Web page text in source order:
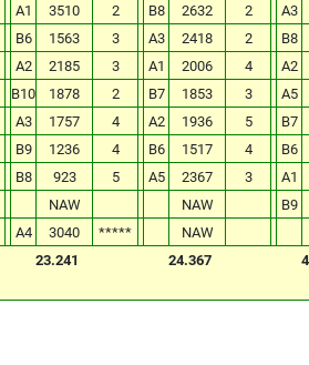
A1 3510 2 B8 2632 2
A3
B6 1563 3 A3 2418 2
B8
A2 2185 3 A1 2006 4
A2
B10 1878 2 B7 1853 3
A5
A3 1757 4 A2 1936 5
B7
B9 1236 4 B6 1517 4
B6
B8 923 5 A5 2367 3
A1
NAW NAW
B9
A4 3040 *****
NAW
23.241 24.367